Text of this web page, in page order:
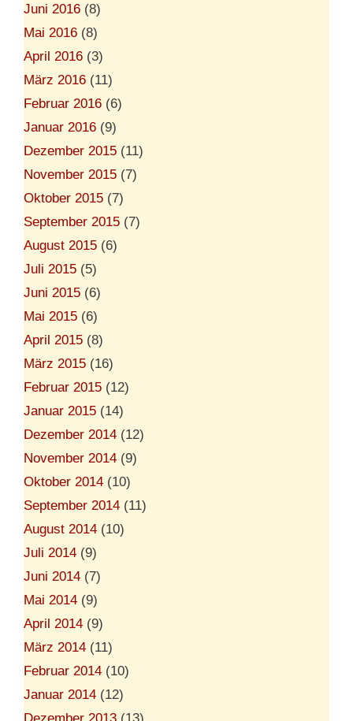
Juni 2016 (8)
Mai 2016 (8)
April 2016 (3)
März 2016 (11)
Februar 2016 (6)
Januar 2016 (9)
Dezember 2015 (11)
November 2015 (7)
Oktober 2015 (7)
September 2015 (7)
August 2015 (6)
Juli 2015 (5)
Juni 2015 (6)
Mai 2015 (6)
April 2015 (8)
März 2015 (16)
Februar 2015 (12)
Januar 2015 (14)
Dezember 2014 (12)
November 2014 (9)
Oktober 2014 (10)
September 2014 (11)
August 2014 (10)
Juli 2014 (9)
Juni 2014 (7)
Mai 2014 (9)
April 2014 (9)
März 2014 (11)
Februar 2014 (10)
Januar 2014 (12)